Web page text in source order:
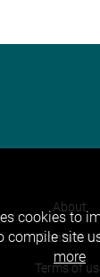
About
Contact Us
Terms of
cookies to
compile site
more